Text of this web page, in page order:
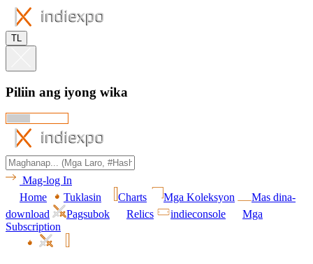
TL
Piliin ang iyong wika
Mag-log In
Home
Tuklasin Charts Mga Koleksyon
Mas dina-
download
Pagsubok Relics indieconsole
Mga
Subscription